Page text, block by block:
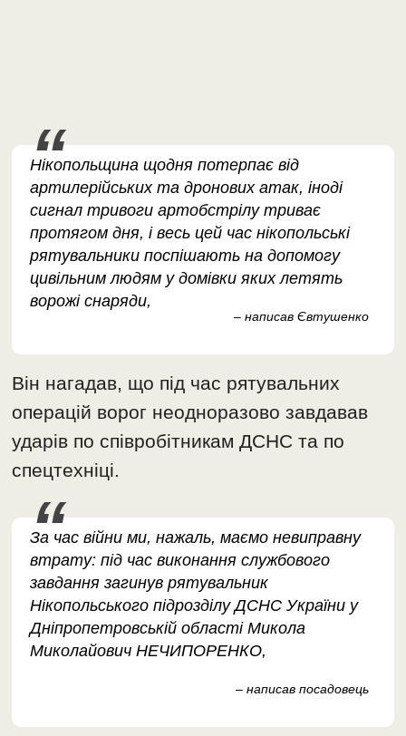
Нікопольщина щодня потерпає від
артилерійських та дронових атак, іноді
сигнал тривоги артобстрілу триває
протягом дня, і весь цей час нікопольські
рятувальники поспішають на допомогу
цивільним людям у домівки яких летять
ворожі снаряди,
– написав Євтушенко
Він нагадав, що під час рятувальних
операцій ворог неодноразово завдавав
ударів по співробітникам ДСНС та по
спецтехніці.
За час війни ми, нажаль, маємо невиправну
втрату: під час виконання службового
завдання загинув рятувальник
Нікопольського підрозділу ДСНС України у
Дніпропетровській області Микола
Миколайович НЕЧИПОРЕНКО,
– написав посадовець